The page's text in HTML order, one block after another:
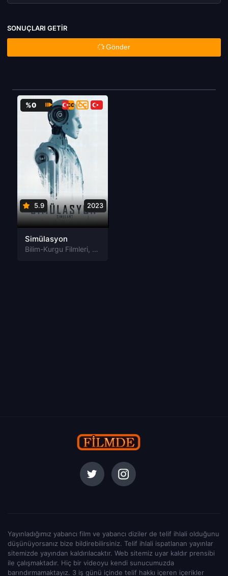
SONUÇLARI GETIR
Gönder
%0
5.9 2023
Simülasyon
Bilim-Kurgu Filmleri, Gerilim Filmleri
Yayınladığımız yabancı film ve yabancı diziler de telif ihlali olduğunu
düşünüyorsanız bize bildirebilirsiniz. Telif ihlali ispatlanan yayınlar
sitemizde yayından kaldırılacaktır. Web sitemiz uyar kaldır prensibi
ile çalışmaktadır. Hiç bir videoyu kendi sunucumuzda
barındırmamaktayız. 3 iş günü içinde telif hakkı içeren içerikler